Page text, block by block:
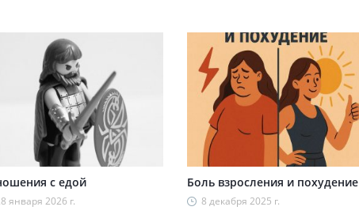
с едой
января 2026 г.
Боль взросления и похудение
8 декабря 2025 г.